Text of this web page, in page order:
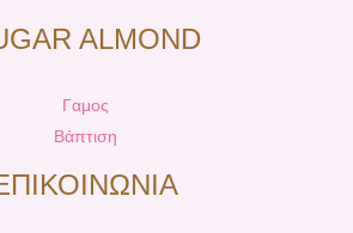
ALMOND
Γαμος
Βάπτιση